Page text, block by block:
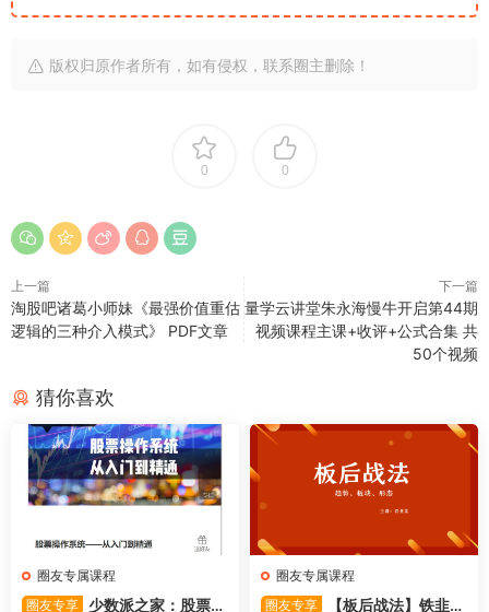
版权归原作者所有，如有侵权，联系圈主删除！
0 0
上一篇
淘股吧诸葛小师妹《最强价值重估
逻辑的三种介入模式》 PDF文章
下一篇
量学云讲堂朱永海慢牛开启第44期
视频课程主课+收评+公式合集 共
50个视频
猜你喜欢
圈友专属课程
圈友专享
少数派之家：股票操
圈友专属课程
圈友专享
【板后战法】铁韭菜